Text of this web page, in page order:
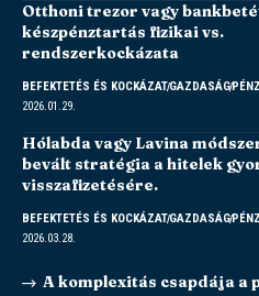
Otthoni trezor vagy
készpénztartás fizikai vs.
rendszerkockázata
BEFEKTETÉS ÉS KOCKÁZATGAZDASÁG
2026.01.29.
Hólabda vagy Lavina
bevált stratégia a hitelek
visszafizetésére.
BEFEKTETÉS ÉS KOCKÁZATGAZDASÁG
2026.03.28.
A komplexitás csapdája a